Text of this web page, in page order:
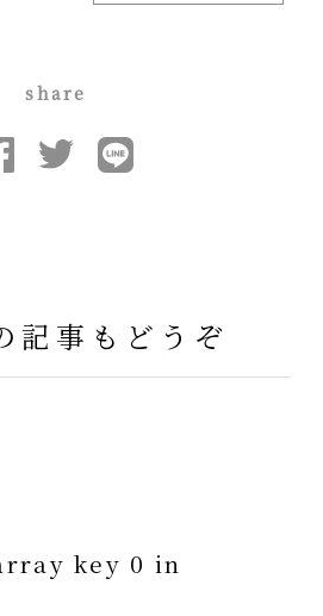
share
記事もどうぞ
key 0 in